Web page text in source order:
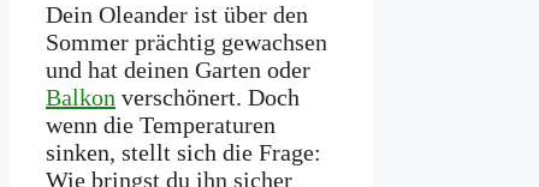
Dein Oleander ist über den
Sommer prächtig gewachsen
und hat deinen Garten oder
Balkon verschönert. Doch
wenn die Temperaturen
sinken, stellt sich die Frage:
Wie bringst du ihn sicher